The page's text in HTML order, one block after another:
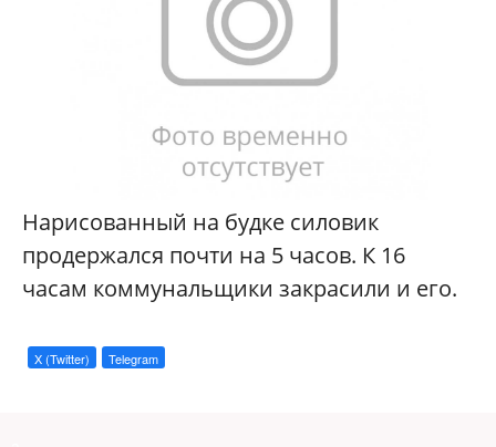
Нарисованный на будке силовик
продержался почти на 5 часов. К 16
часам коммунальщики закрасили и его.
X (Twitter) Telegram